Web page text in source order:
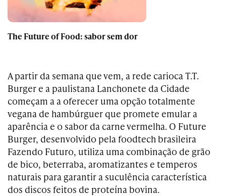
The Future of Food: sabor sem dor
A partir da semana que vem, a rede carioca T.T.
Burger e a paulistana Lanchonete da Cidade
começam a a oferecer uma opção totalmente
vegana de hambúrguer que promete emular a
aparência e o sabor da carne vermelha. O Future
Burger, desenvolvido pela foodtech brasileira
Fazendo Futuro, utiliza uma combinação de grão
de bico, beterraba, aromatizantes e temperos
naturais para garantir a suculência característica
dos discos feitos de proteína bovina.